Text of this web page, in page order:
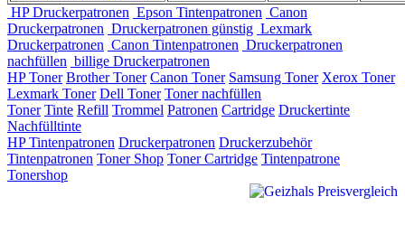
HP Druckerpatronen Epson Tintenpatronen Canon
Druckerpatronen Druckerpatronen günstig Lexmark
Druckerpatronen Canon Tintenpatronen Druckerpatronen
nachfüllen billige Druckerpatronen
HP Toner Brother Toner Canon Toner Samsung Toner Xerox Toner
Lexmark Toner Dell Toner Toner nachfüllen
Toner Tinte Refill Trommel Patronen Cartridge Druckertinte
Nachfülltinte
HP Tintenpatronen Druckerpatronen Druckerzubehör
Tintenpatronen Toner Shop Toner Cartridge Tintenpatrone
Tonershop